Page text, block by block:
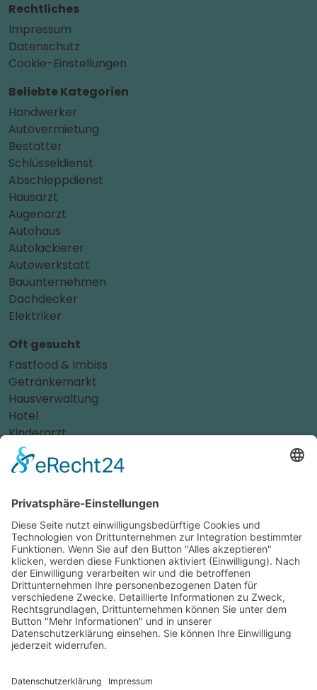
Rechtliches
Impressum
Datenschutz
Cookie-Einstellungen
Beliebte Kategorien
Handwerker
Autovermietung
Bestatter
Schlüsseldienst
Abschleppdienst
Hausarzt
Augenarzt
Autohaus
Autolackierer
Autowerkstatt
Bauunternehmen
Dachdecker
Elektriker
Oft gesucht
Fastfood & Imbiss
Getränkemarkt
Hausverwaltung
Hotel
Kinderarzt
Personalvermittler
Weitere Sportvereine
Zahnarzt
Tennis
Tankstelle
Tierbedarf
Parken
Für Ihr Unternehmen
Sichern Sie sich die Vorteile vondas ist nah! Mit uns
erreichen Sie neue Kunden und bleiben Ihren
Bestandskunden in guter Erinnerung.
Schon ab günstigen 29,- € im Monat.